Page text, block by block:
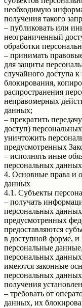
необходимую
получения такого
– публиковать или
неограниченный
обработки
– принимать
для защиты
случайного доступа
блокирования,
распространения
неправомерных
данных;
– прекратить
доступ)
уничтожить
предусмотренных
– исполнять иные
персональных
4. Основные права и
данных
4.1. Субъекты
– получать
персональных
предусмотренных
предоставляются
в доступной форме,
персональные
персональных
имеются законные
персональных
получения
– требовать от
данных, их